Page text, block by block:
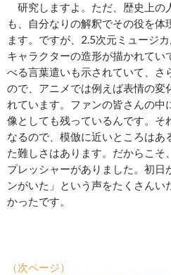
研究しますよ。ただ、歴史上の
も、自分なりの解釈でその役を
ます。ですが、2.5次元ミュージ
キャラクターの造形が描かれてい
べる言葉遣いも示されていて、さ
ので、アニメでは例えば表情の変
れています。ファンの皆さんの中
像としても残っているんです。そ
なるので、模倣に近いところはあ
た難しさはあります。だからこそ
プレッシャーがありました。初日
ンがいた」という声をたくさんい
かったです。
（次ページ）